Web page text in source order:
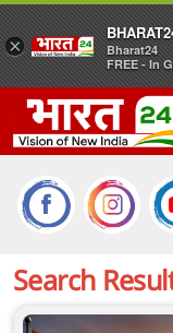
Search
×
Bharat24
FREE - In